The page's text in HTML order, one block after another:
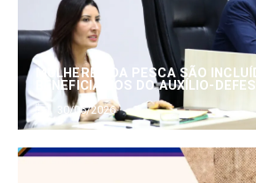
MULHERES DA PESCA SÃO
BENEFICIÁRIOS DO AUXÍLIO-
30/06/2026